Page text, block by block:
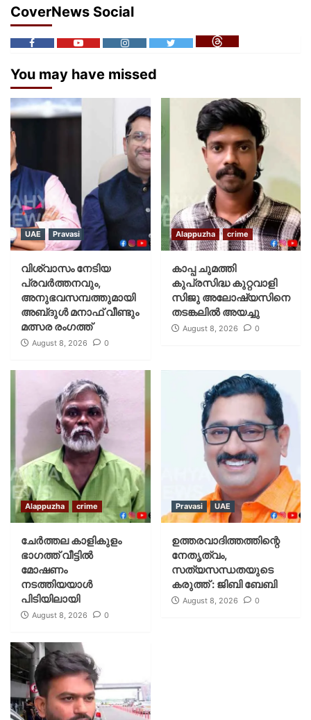
CoverNews Social
You may have missed
UAE Pravasi
വിശ്വാസം നേടിയ
പ്രവർത്തനവും,
അനുഭവസമ്പത്തുമായി
അബ്‌ദുൾ മനാഫ് വീണ്ടും
മത്സര രംഗത്ത്
August 8, 2026 0
Alappuzha crime
കാപ്പ ചുമത്തി
കുപ്രസിദ്ധ കുറ്റവാളി
സിജു അലോഷ്യസിനെ
തടങ്കലിൽ അയച്ചു
August 8, 2026 0
Alappuzha crime
ചേർത്തല കാളികുളം
ഭാഗത്ത് വീട്ടിൽ
മോഷണം
നടത്തിയയാൾ
പിടിയിലായി
August 8, 2026 0
Pravasi UAE
ഉത്തരവാദിത്തത്തിന്റെ
നേതൃത്വം,
സത്യസന്ധതയുടെ
കരുത്ത് : ജിബി ബേബി
August 8, 2026 0